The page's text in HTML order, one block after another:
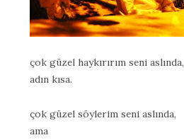
çok güzel haykırırım seni aslında,
adın kısa.
çok güzel söylerim seni aslında,
ama